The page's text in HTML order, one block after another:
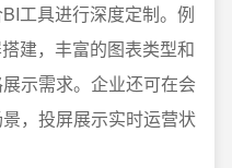
工具进行深度定制。例
建，丰富的图表类型和
示需求。企业还可在会
，投屏展示实时运营状